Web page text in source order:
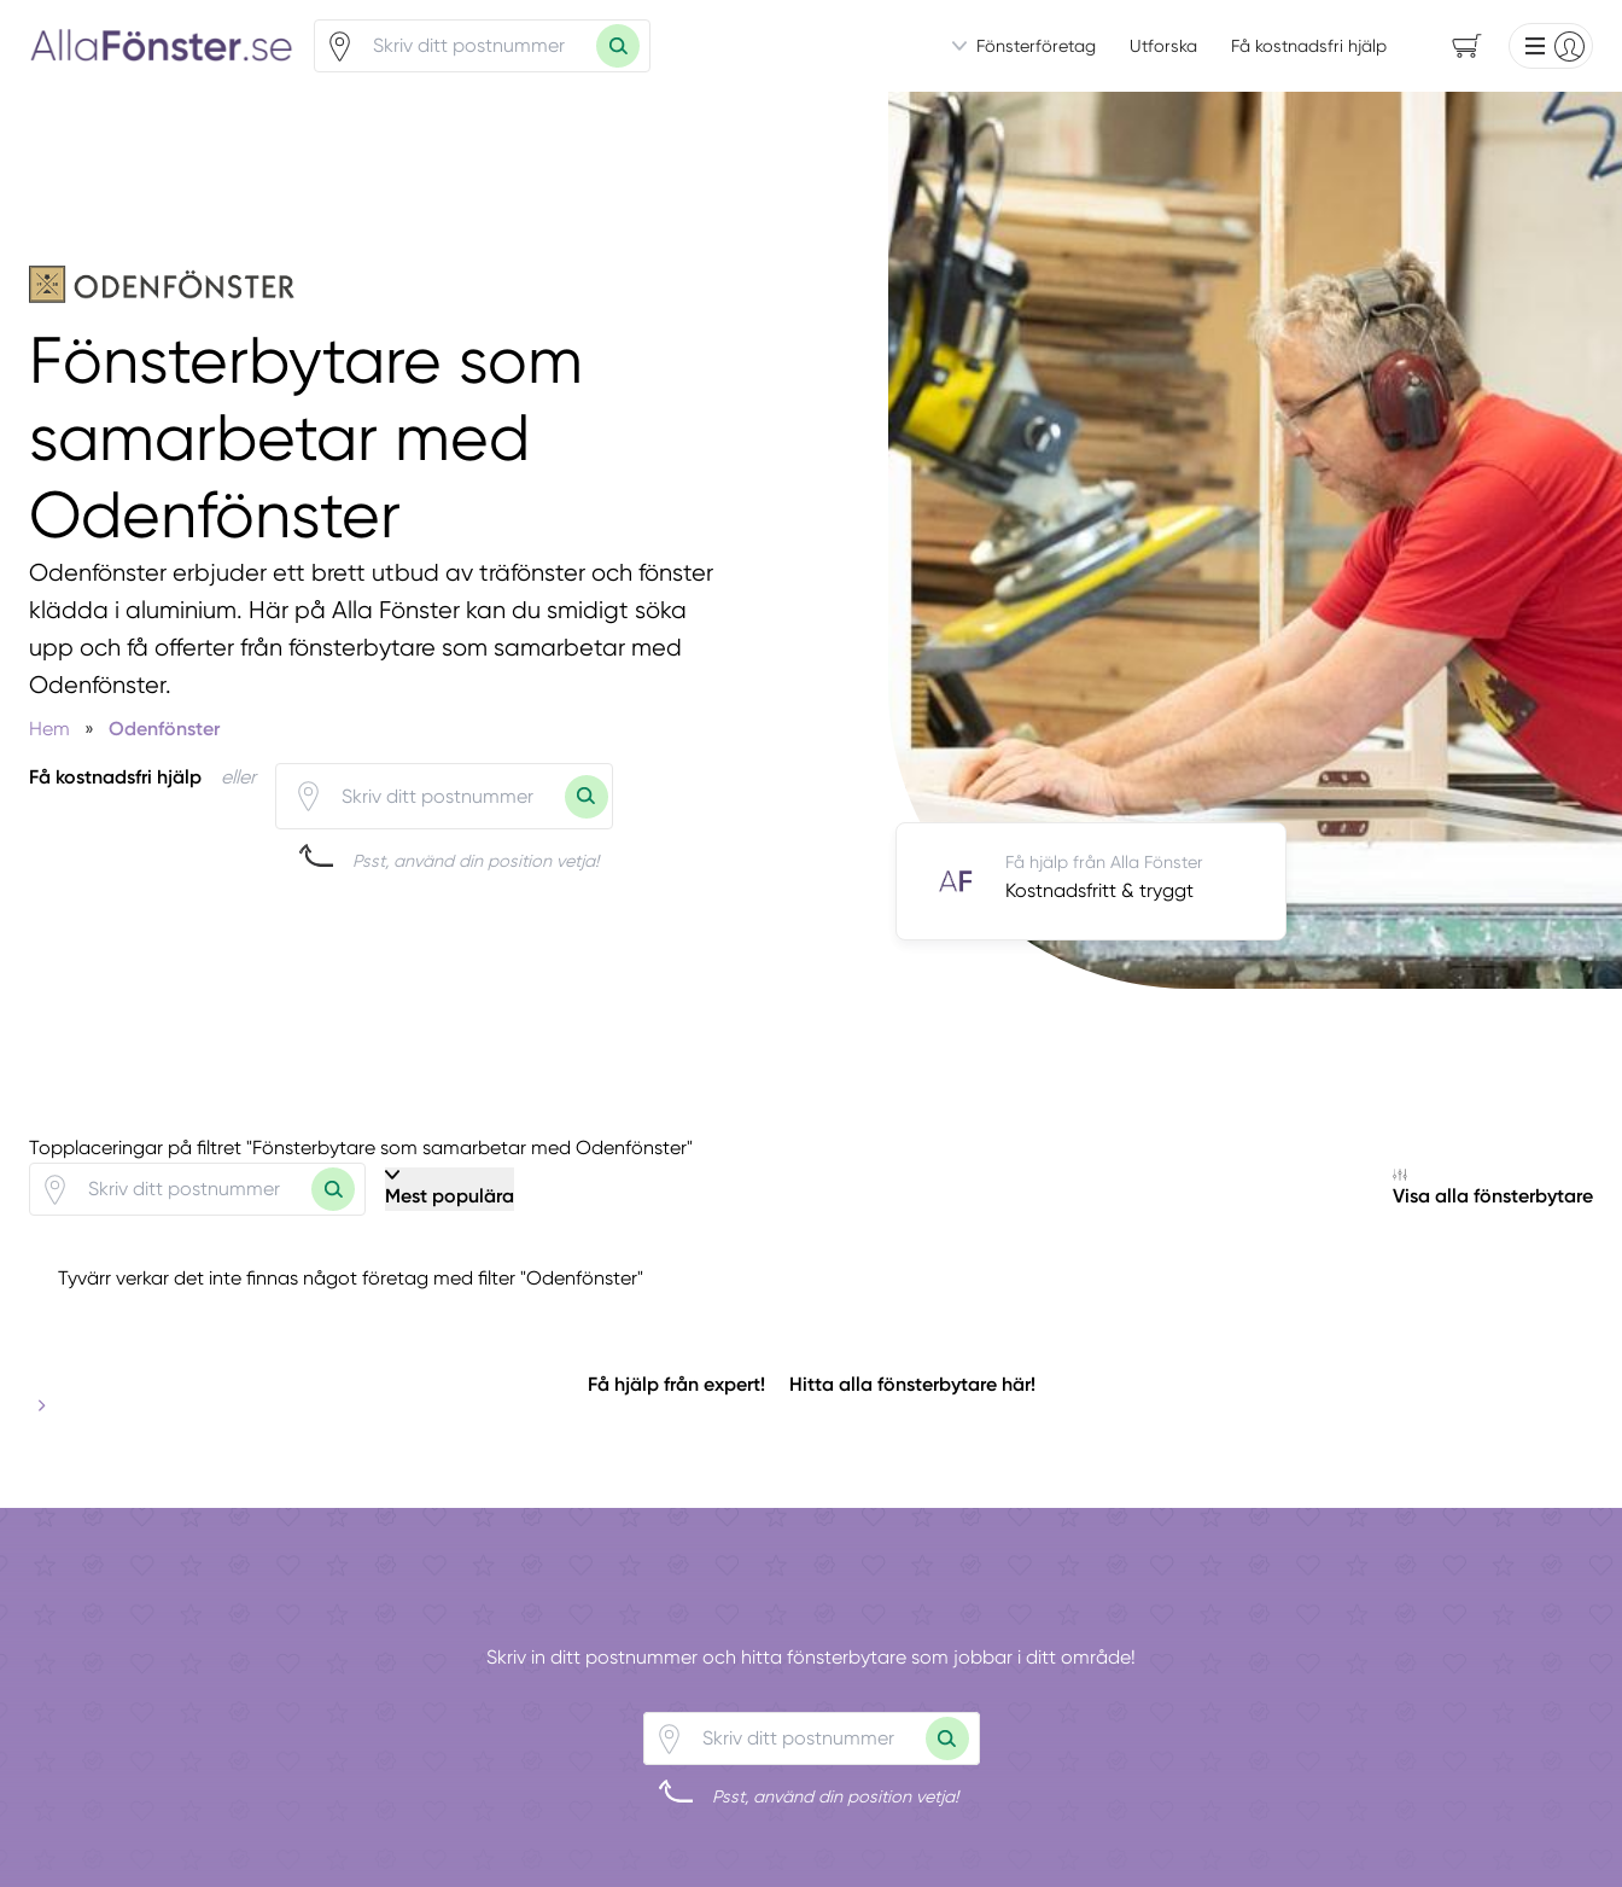
Fönsterföretag Utforska Få kostnadsfri hjälp
Fönsterbytare som
samarbetar med
Odenfönster
Odenfönster erbjuder ett brett utbud av träfönster och fönster
klädda i aluminium. Här på Alla Fönster kan du smidigt söka
upp och få offerter från fönsterbytare som samarbetar med
Odenfönster.
Hem » Odenfönster
Få kostnadsfri hjälp eller
Psst, använd din position vetja! Få hjälp från Alla Fönster
Kostnadsfritt & tryggt
Topplaceringar på filtret "Fönsterbytare som samarbetar med Odenfönster"
Mest populära Visa alla fönsterbytare
Tyvärr verkar det inte finnas något företag med filter "Odenfönster"
Få hjälp från expert! Hitta alla fönsterbytare här!
Skriv in ditt postnummer och hitta fönsterbytare som jobbar i ditt område!
Psst, använd din position vetja!